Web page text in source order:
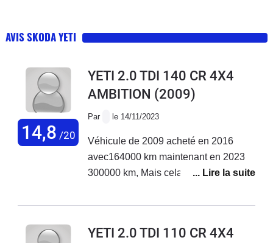
AVIS SKODA YETI
14,8 /20
YETI 2.0 TDI 140 CR 4X4
AMBITION (2009)
Par le 14/11/2023
Véhicule de 2009 acheté en 2016
avec164000 km maintenant en 2023
300000 km, Mais cela reste une très
YETI 2.0 TDI 110 CR 4X4